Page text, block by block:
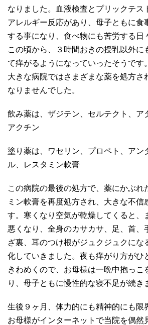
なりました。血液検査とプリックテス
アレルギー反応があり、母子ともに食
する事になり、食べ物にも苦労する日
この頃から、３時間おきの授乳以外に
て痒がるようになっていったそうです
大きな病院ではさまざまな薬を処方さ
なりませんでした。
飲み薬は、ザジテン、セルテクト、ア
アクチン
塗り薬は、ワセリン、プロペト、アン
ル、レスタミン軟膏
この病院の最後の処方で、薬にかぶれ
ミン軟膏を再度処方され、大きな不信
す。寒くなり空気が乾燥してくると、
悪くなり、全身のカサカサ、足、首、
ざ裏、耳のつけ根がジュクジュクにな
化していきました。夜も痒がり方がひ
きわめくので、お母様は一晩中抱っこ
り、母子ともに慢性的な寝不足が続き
生後９ヶ月、体力的にも精神的にも限
お母様がインターネットで当院を偶然